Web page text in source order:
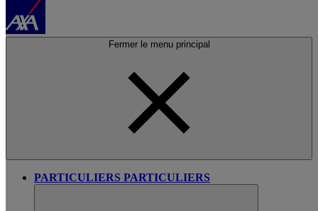
Fermer le menu principal
PARTICULIERS PARTICULIERS